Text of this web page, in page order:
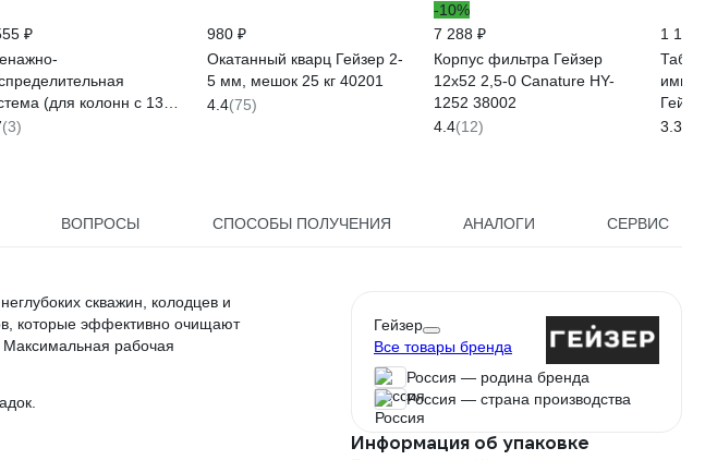
₽
(для колонн с 13
Гейзер 34402
(3)
980 ₽
Окатанный кварц Гейзер 2-
5 мм, мешок 25 кг 40201
4.4(75)
-10%
7 288 ₽
Корпус фильтра Гейзер
12х52 2,5-0 Canature HY-
1252 38002
4.4(12)
1 150 ₽
Гейзер
3.3
ВОПРОСЫ СПОСОБЫ ПОЛУЧЕНИЯ АНАЛОГИ СЕРВИС
скважин, колодцев и
которые эффективно очищают
Максимальная рабочая
Гейзер
Все товары бренда
Россия — родина бренда
Россия — страна производства
Информация об упаковке